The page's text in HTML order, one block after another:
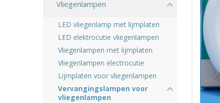
Vliegenlampen
LED vliegenlamp met lijmplaten
LED elektrocutie vliegenlampen
Vliegenlampen met lijmplaten
Vliegenlampen electrocutie
Lijmplaten voor vliegenlampen
Vervangingslampen voor
vliegenlampen